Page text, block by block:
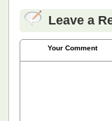
Leave a
Your Comment